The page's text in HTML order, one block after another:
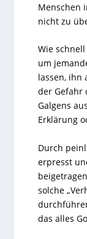
Menschen
nicht zu
Wie
um
lassen, ihn
der Gefahr
Galgens
Erklärung
Durch
erpresst
solche
das alles